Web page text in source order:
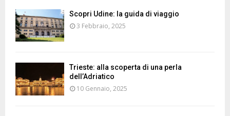
Scopri Udine: la guida di viaggio
3 Febbraio, 2025
Trieste: alla scoperta di una perla
dell’Adriatico
10 Gennaio, 2025